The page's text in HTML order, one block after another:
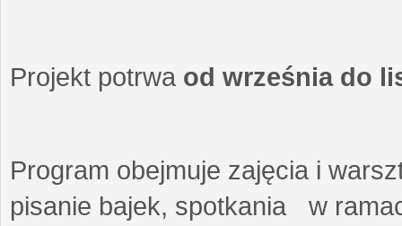
Projekt potrwa od września do
Program obejmuje zajęcia i
pisanie bajek, spotkania w